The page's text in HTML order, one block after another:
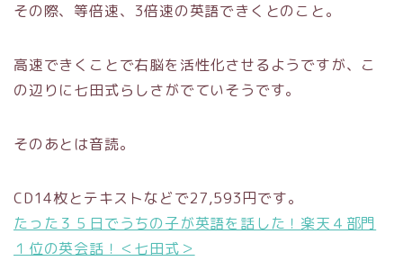
その際、等倍速、3倍速の英語できくとのこと。
高速できくことで右脳を活性化させるようですが、こ
の辺りに七田式らしさがでていそうです。
そのあとは音読。
CD14枚とテキストなどで27,593円です。
たった３５日でうちの子が英語を話した！楽天４部門
１位の英会話！＜七田式＞